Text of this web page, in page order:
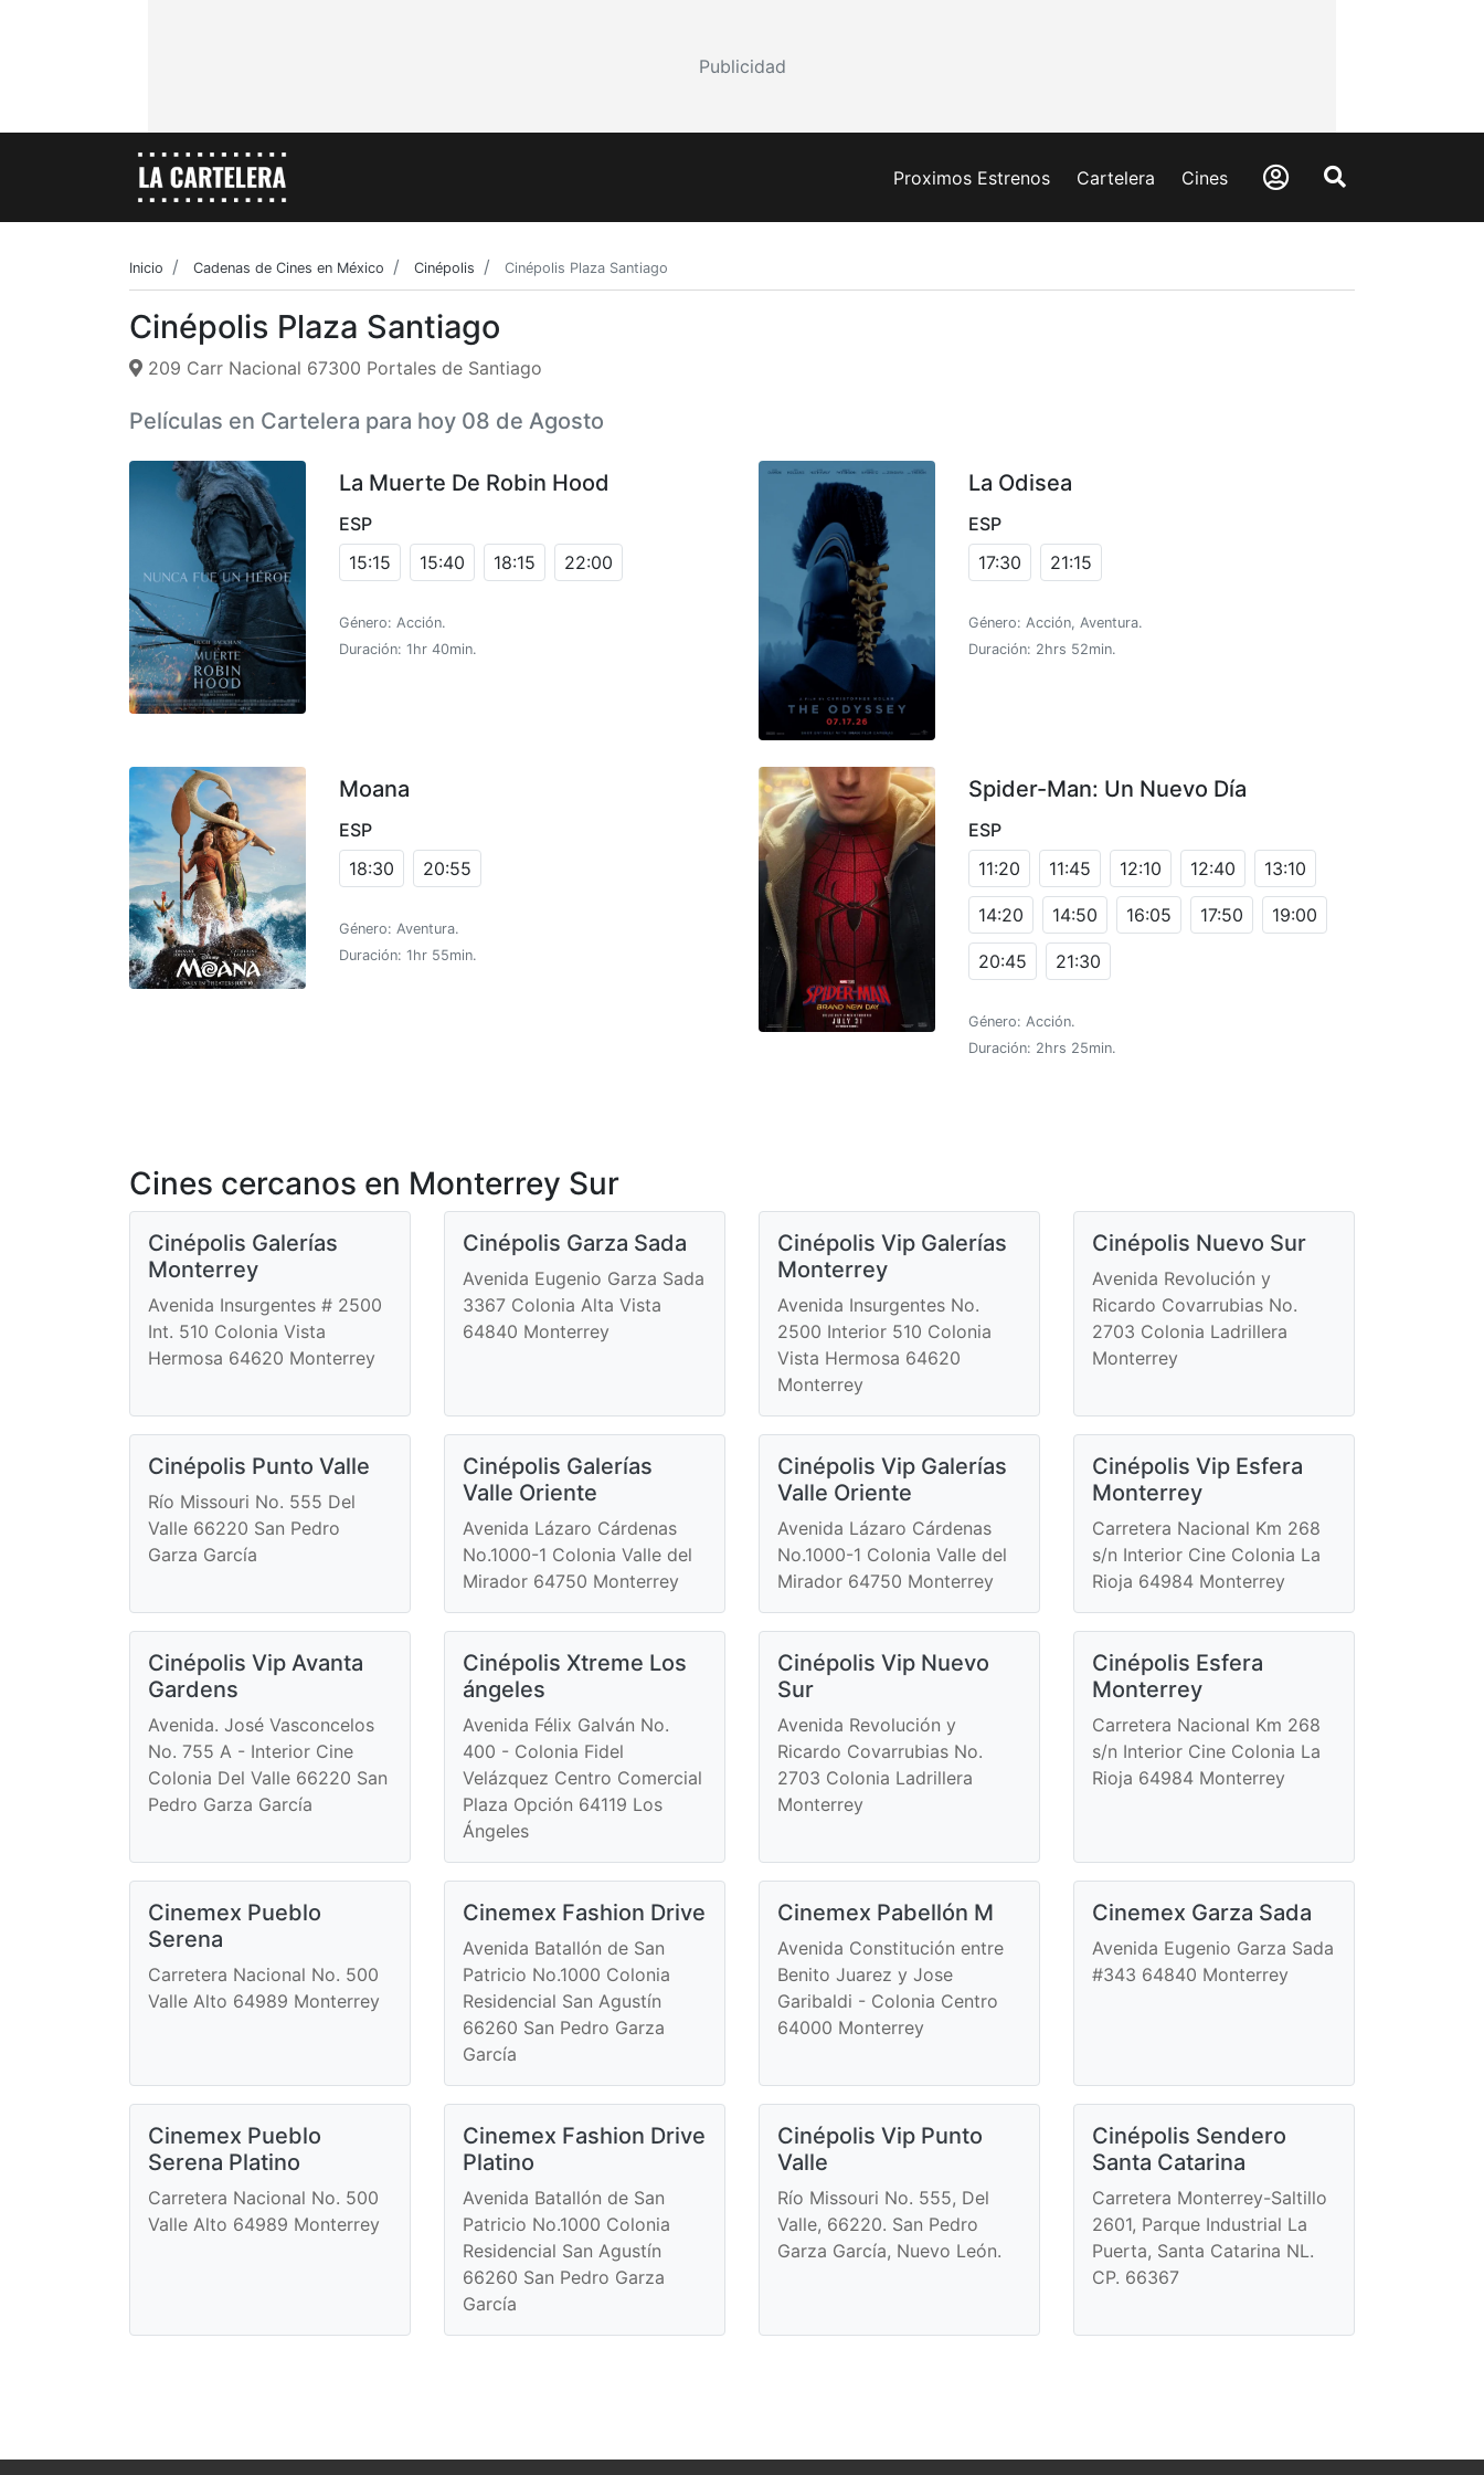
Publicidad
Proximos Estrenos Cartelera Cines
Inicio Cadenas de Cines en México Cinépolis Cinépolis Plaza Santiago
Cinépolis Plaza Santiago
209 Carr Nacional 67300 Portales de Santiago
Películas en Cartelera para hoy 08 de Agosto
La Muerte De Robin Hood
ESP
15:15
15:40 18:15 22:00
Género: Acción.
Duración: 1hr 40min.
La Odisea
ESP
17:30
21:15
Género: Acción, Aventura.
Duración: 2hrs 52min.
Moana
ESP
18:30
20:55
Género: Aventura.
Duración: 1hr 55min.
Spider-Man: Un Nuevo Día
ESP
11:20
11:45 12:10 12:40 13:10
14:20 14:50 16:05 17:50 19:00
20:45 21:30
Género: Acción.
Duración: 2hrs 25min.
Cines cercanos en Monterrey Sur
Cinépolis Galerías
Monterrey
Avenida Insurgentes # 2500
Int. 510 Colonia Vista
Hermosa 64620 Monterrey
Cinépolis Garza Sada
Avenida Eugenio Garza Sada
3367 Colonia Alta Vista
64840 Monterrey
Cinépolis Vip Galerías
Monterrey
Avenida Insurgentes No.
2500 Interior 510 Colonia
Vista Hermosa 64620
Monterrey
Cinépolis Nuevo Sur
Avenida Revolución y
Ricardo Covarrubias No.
2703 Colonia Ladrillera
Monterrey
Cinépolis Punto Valle
Río Missouri No. 555 Del
Valle 66220 San Pedro
Garza García
Cinépolis Galerías
Valle Oriente
Avenida Lázaro Cárdenas
No.1000-1 Colonia Valle del
Mirador 64750 Monterrey
Cinépolis Vip Galerías
Valle Oriente
Avenida Lázaro Cárdenas
No.1000-1 Colonia Valle del
Mirador 64750 Monterrey
Cinépolis Vip Esfera
Monterrey
Carretera Nacional Km 268
s/n Interior Cine Colonia La
Rioja 64984 Monterrey
Cinépolis Vip Avanta
Gardens
Avenida. José Vasconcelos
No. 755 A - Interior Cine
Colonia Del Valle 66220 San
Pedro Garza García
Cinépolis Xtreme Los
ángeles
Avenida Félix Galván No.
400 - Colonia Fidel
Velázquez Centro Comercial
Plaza Opción 64119 Los
Ángeles
Cinépolis Vip Nuevo
Sur
Avenida Revolución y
Ricardo Covarrubias No.
2703 Colonia Ladrillera
Monterrey
Cinépolis Esfera
Monterrey
Carretera Nacional Km 268
s/n Interior Cine Colonia La
Rioja 64984 Monterrey
Cinemex Pueblo
Serena
Carretera Nacional No. 500
Valle Alto 64989 Monterrey
Cinemex Fashion Drive
Avenida Batallón de San
Patricio No.1000 Colonia
Residencial San Agustín
66260 San Pedro Garza
García
Cinemex Pabellón M
Avenida Constitución entre
Benito Juarez y Jose
Garibaldi - Colonia Centro
64000 Monterrey
Cinemex Garza Sada
Avenida Eugenio Garza Sada
#343 64840 Monterrey
Cinemex Pueblo
Serena Platino
Carretera Nacional No. 500
Valle Alto 64989 Monterrey
Cinemex Fashion Drive
Platino
Avenida Batallón de San
Patricio No.1000 Colonia
Residencial San Agustín
66260 San Pedro Garza
García
Cinépolis Vip Punto
Valle
Río Missouri No. 555, Del
Valle, 66220. San Pedro
Garza García, Nuevo León.
Cinépolis Sendero
Santa Catarina
Carretera Monterrey-Saltillo
2601, Parque Industrial La
Puerta, Santa Catarina NL.
CP. 66367